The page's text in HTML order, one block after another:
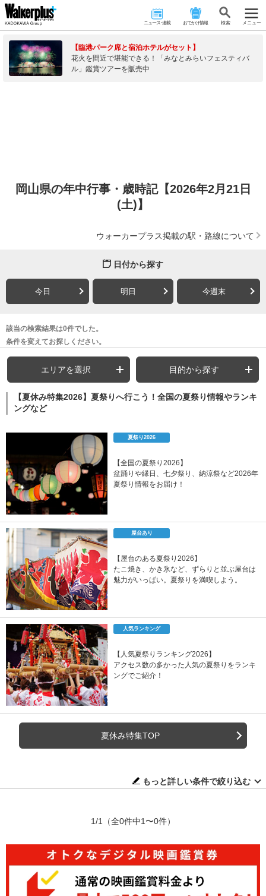
ニュース･連載 おでかけ情報 検 索 メニュー
【臨港パーク席と宿泊ホテルがセット】
花火を間近で堪能できる！「みなとみらいフェスティバ
ル」鑑賞ツアーを販売中
岡山県の年中行事・歳時記【2026年2月21日
(土)】
ウォーカープラス掲載の駅・路線について
日付から探す
今日 明日 今週末
該当の検索結果は0件でした。
条件を変えてお探しください。
エリアを選択 目的から探す
【夏休み特集2026】夏祭りへ行こう！全国の夏祭り情報やランキ
ングなど
夏祭り2026
【全国の夏祭り2026】
盆踊りや縁日、七夕祭り、納涼祭など2026年
夏祭り情報をお届け！
屋台あり
【屋台のある夏祭り2026】
たこ焼き、かき氷など、ずらりと並ぶ屋台は
魅力がいっぱい。夏祭りを満喫しよう。
人気ランキング
【人気夏祭りランキング2026】
アクセス数の多かった人気の夏祭りをランキ
ングでご紹介！
夏休み特集TOP
もっと詳しい条件で絞り込む
1/1 （全0件中1〜0件）